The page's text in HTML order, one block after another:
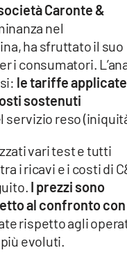
Caronte &
nel
ha sfruttato il suo
i consumatori.
le tariffe
sostenuti
servizio reso
vari test e tutti
i ricavi e i costi di
I prezzi sono
al confronto con
rispetto agli
evoluti.